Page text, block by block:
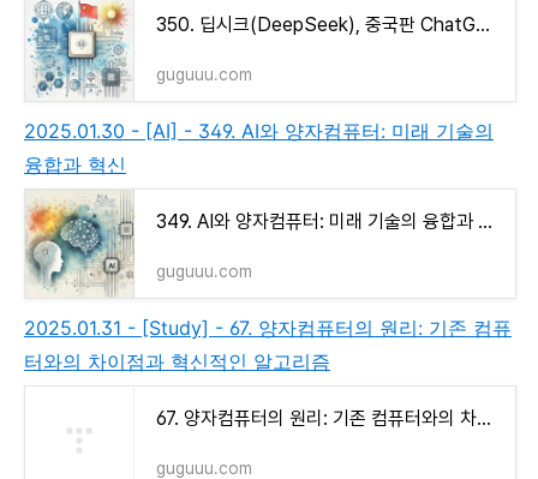
350. 딥시크(DeepSeek), 중국판 ChatGPT? AI 시장에서의 가능성과 한계
guguuu.com
2025.01.30 - [AI] - 349. AI와 양자컴퓨터: 미래 기술의
융합과 혁신
349. AI와 양자컴퓨터: 미래 기술의 융합과 혁신
guguuu.com
2025.01.31 - [Study] - 67. 양자컴퓨터의 원리: 기존 컴퓨
터와의 차이점과 혁신적인 알고리즘
67. 양자컴퓨터의 원리: 기존 컴퓨터와의 차이점과 혁신적인 알고리즘
guguuu.com